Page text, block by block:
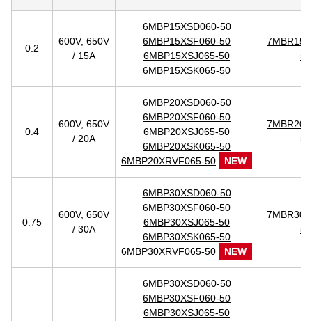
0.2
600V, 650V
/ 15A
6MBP15XSD060-50
6MBP15XSF060-50
6MBP15XSJ065-50
6MBP15XSK065-50
50
0.4
600V, 650V
/ 20A
6MBP20XSD060-50
6MBP20XSF060-50
6MBP20XSJ065-50
6MBP20XSK065-50
6MBP20XRVF065-50
NEW
50
0.75
600V, 650V
/ 30A
6MBP30XSD060-50
6MBP30XSF060-50
6MBP30XSJ065-50
6MBP30XSK065-50
6MBP30XRVF065-50
NEW
50
6MBP30XSD060-50
6MBP30XSF060-50
6MBP30XSJ065-50